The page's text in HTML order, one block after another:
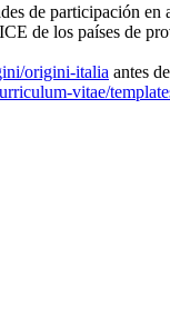
de participación en
de los países de
origini-italia antes
vitae/